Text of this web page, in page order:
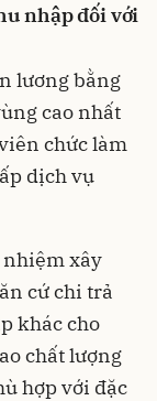
nhập đối với
lương bằng
cao nhất
chức làm
dịch vụ
xây
cứ chi trả
khác cho
chất lượng
hợp với đặc